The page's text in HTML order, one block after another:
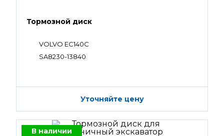
Тормозной диск
VOLVO EC140C
SA8230-13840
Уточняйте цену
В наличии